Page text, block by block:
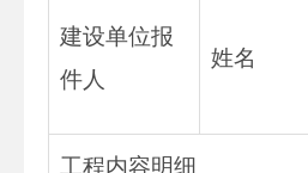
建设单位报
件人
姓名
工程内容明细